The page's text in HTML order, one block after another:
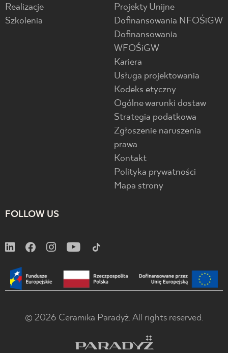
Realizacje
Szkolenia
Projekty Unijne
Dofinansowania NFOŚiGW
Dofinansowania
WFOŚiGW
Kariera
Usługa projektowania
Kodeks etyczny
Ogólne warunki dostaw
Strategia podatkowa
Zgłoszenie naruszenia
prawa
Kontakt
Polityka prywatności
Mapa strony
FOLLOW US
© 2026 Ceramika Paradyż. All rights reserved.